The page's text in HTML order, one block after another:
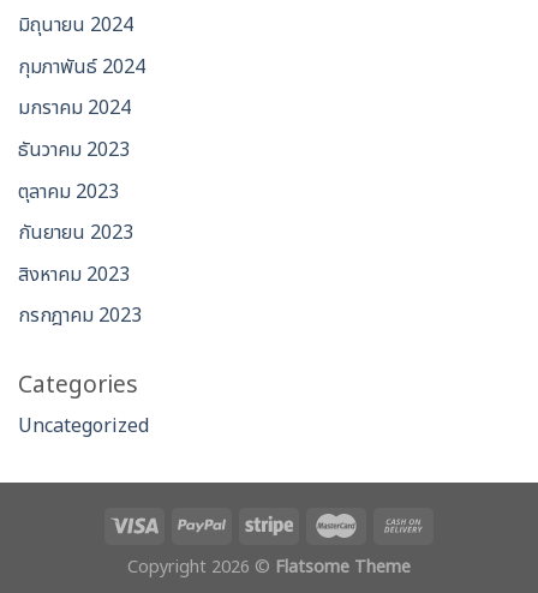
มิถุนายน 2024
กุมภาพันธ์ 2024
มกราคม 2024
ธันวาคม 2023
ตุลาคม 2023
กันยายน 2023
สิงหาคม 2023
กรกฎาคม 2023
Categories
Uncategorized
Copyright 2026 © Flatsome Theme